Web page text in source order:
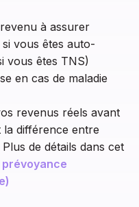
à assurer
vous êtes auto-
vous êtes TNS)
en cas de maladie
revenus réels avant
la différence entre
de détails dans cet